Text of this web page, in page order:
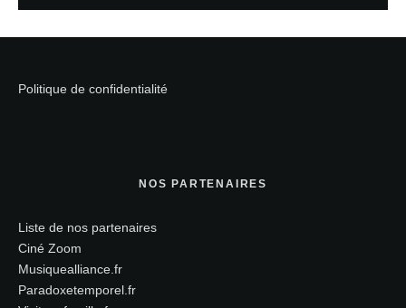
Politique de confidentialité
NOS PARTENAIRES
Liste de nos partenaires
Ciné Zoom
Musiquealliance.fr
Paradoxetemporel.fr